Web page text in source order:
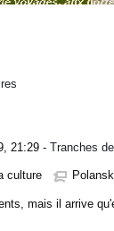
21:29 - Tranches
culture
mais il arrive